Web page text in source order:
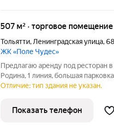
507 м² · торговое
Тольятти, Ленинградская улица,
ЖК «Поле Чудес»
Предлагаю аренду под ресторан
Родина, 1 линия, большая
располагается на 3 этаже, общей
панорамным видом на
Отличие: тип здания не указан.
Показать телефон